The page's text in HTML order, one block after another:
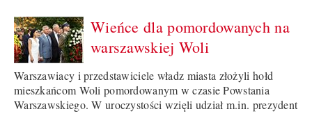
Wieńce dla pomordowanych na
warszawskiej Woli
Warszawiacy i przedstawiciele władz miasta złożyli hołd
mieszkańcom Woli pomordowanym w czasie Powstania
Warszawskiego. W uroczystości wzięli udział m.in. prezydent